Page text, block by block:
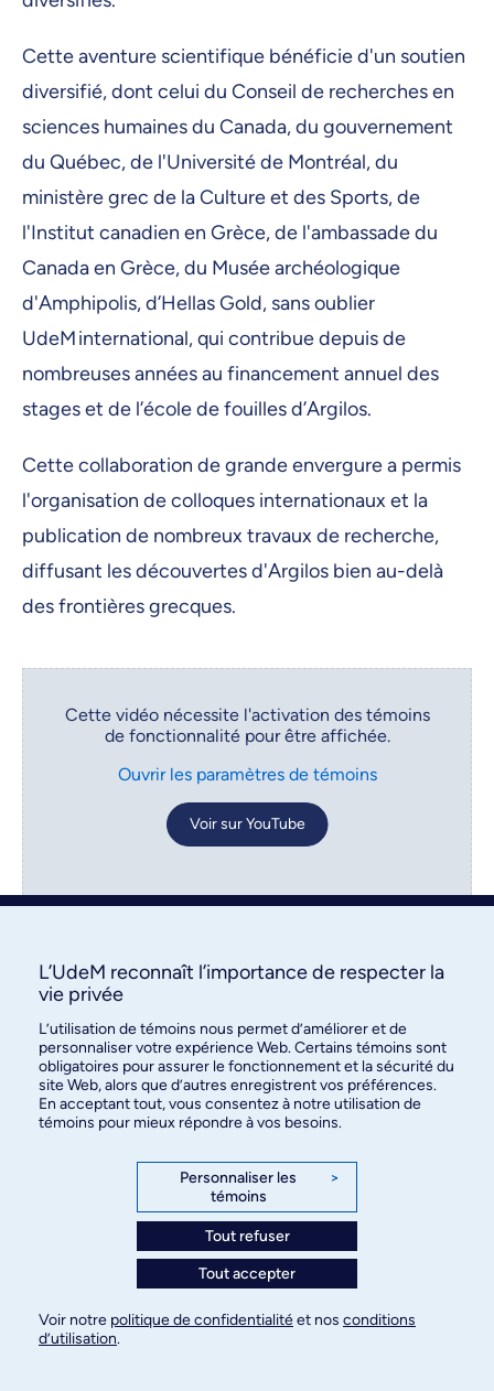
Cette aventure scientifique bénéficie d'un soutien
diversifié, dont celui du Conseil de recherches en
sciences humaines du Canada, du gouvernement
du Québec, de l'Université de Montréal, du
ministère grec de la Culture et des Sports, de
l'Institut canadien en Grèce, de l'ambassade du
Canada en Grèce, du Musée archéologique
d'Amphipolis, d’Hellas Gold, sans oublier
UdeM international, qui contribue depuis de
nombreuses années au financement annuel des
stages et de l’école de fouilles d’Argilos.
Cette collaboration de grande envergure a permis
l'organisation de colloques internationaux et la
publication de nombreux travaux de recherche,
diffusant les découvertes d'Argilos bien au-delà
des frontières grecques.
Partager
contribuent à écrire une
histoire vieille de 2600 ans! -
UdeMnouvelles
LinkedIn
Copier le lien
Mots-clés
Vous pourriez aimer
L’UdeM reconnaît l’importance de respecter la
vie privée
L’utilisation de témoins nous permet d’améliorer et de
personnaliser votre expérience Web. Certains témoins sont
obligatoires pour assurer le fonctionnement et la sécurité du
site Web, alors que d’autres enregistrent vos préférences.
En acceptant tout, vous consentez à notre utilisation de
témoins pour mieux répondre à vos besoins.
Personnaliser les
témoins
>
Tout refuser
Tout accepter
Voir notre politique de confidentialitéet nos conditions
d’utilisation.